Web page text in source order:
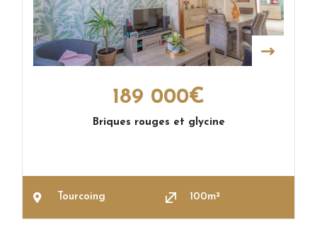
189 000€
Briques rouges et glycine
Tourcoing 100m²